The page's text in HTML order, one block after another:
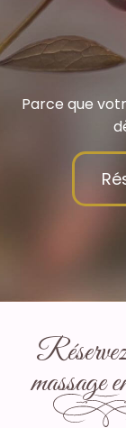
Parce que
massage